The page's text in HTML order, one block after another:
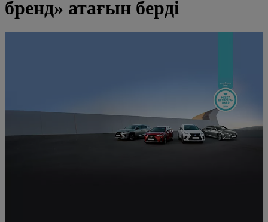
бренд» атағын берді